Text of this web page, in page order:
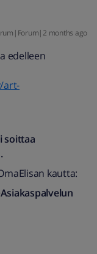
months ago
edelleen
art-
soittaa
kautta: